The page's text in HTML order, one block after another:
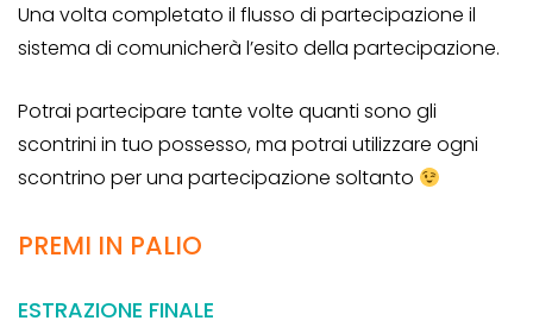
Una volta completato il flusso di partecipazione il
sistema di comunicherà l’esito della partecipazione.
Potrai partecipare tante volte quanti sono gli
scontrini in tuo possesso, ma potrai utilizzare ogni
scontrino per una partecipazione soltanto
PREMI IN PALIO
ESTRAZIONE FINALE